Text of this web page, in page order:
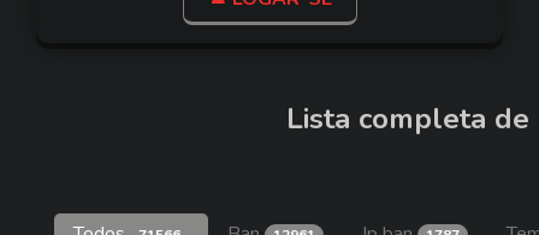
Lista completa